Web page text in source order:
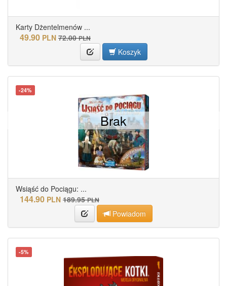
Karty Dżentelmenów ...
49.90 PLN 72.00 PLN
Koszyk
-24%
Wsiąść do Pociągu: ...
144.90 PLN 189.95 PLN
Powiadom
Brak
-5%